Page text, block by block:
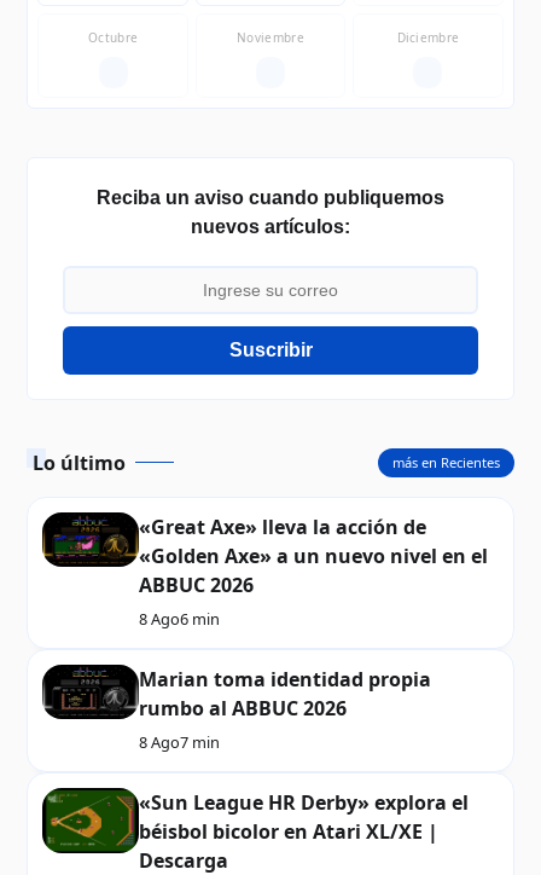
Octubre Noviembre Diciembre
Reciba un aviso cuando publiquemos
nuevos artículos:
Suscribir
Lo último
«Great Axe» lleva la acción de
«Golden Axe» a un nuevo nivel en el
ABBUC 2026
8 Ago6 min
Marian toma identidad propia
rumbo al ABBUC 2026
8 Ago7 min
«Sun League HR Derby» explora el
béisbol bicolor en Atari XL/XE |
Descarga
más en Recientes